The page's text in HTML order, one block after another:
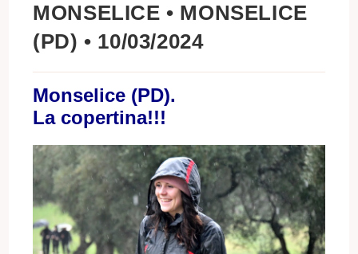
MONSELICE • MONSELICE
(PD) • 10/03/2024
Monselice (PD).
La copertina!!!